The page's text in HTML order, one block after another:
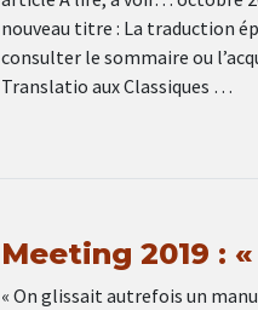
nouveau titre : La traduction
consulter le sommaire ou
Translatio aux Classiques …
Meeting 2019 :
« On glissait autrefois un